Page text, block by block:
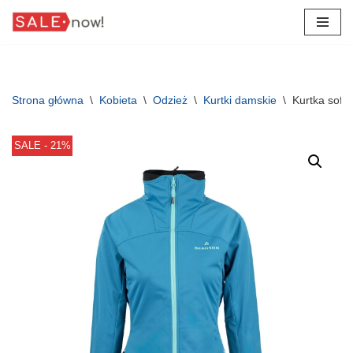
Strona główna \ Kobieta \ Odzież \ Kurtki damskie \ Kurtka
SALE - 21%